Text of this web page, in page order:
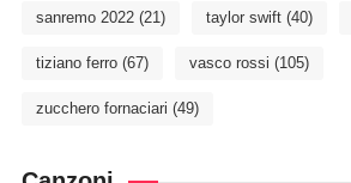
sanremo 2022(21) taylor swift(40)
tiziano ferro(67) vasco rossi (105)
zucchero fornaciari (49)